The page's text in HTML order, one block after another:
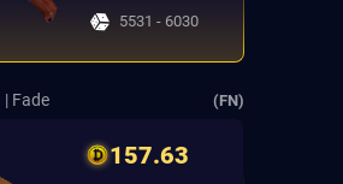
5531 - 6030
| Fade (FN)
157.63